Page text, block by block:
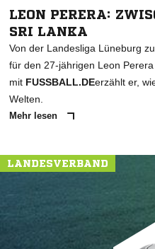
LEON PERERA:
SRI LANKA
Von der Landesliga Lüneburg
für den 27-jährigen Leon
mit FUSSBALL.DEerzählt er,
Welten.
Mehr lesen
LANDESVERBAND